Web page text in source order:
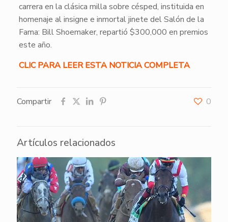
carrera en la clásica milla sobre césped, instituida en
homenaje al insigne e inmortal jinete del Salón de la
Fama: Bill Shoemaker, repartió $300,000 en premios
este año.
CLIC PARA LEER ESTA NOTICIA COMPLETA
Compartir 0
Artículos relacionados